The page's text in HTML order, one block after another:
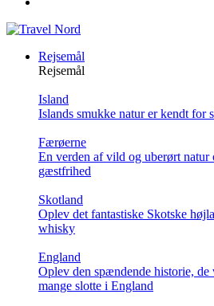
Rejsemål
Rejsemål
Island
Islands smukke natur er kendt for
Færøerne
En verden af vild og uberørt natur
gæstfrihed
Skotland
Oplev det fantastiske Skotske
whisky
England
Oplev den spændende historie, de
mange slotte i England